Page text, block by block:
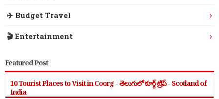
✈️ Budget Travel ›
🎬 Entertainment ›
Featured Post
10 Tourist Places to Visit in Coorg - తెలుగులో కూర్గ్ ట్రిప్ - Scotland of
India